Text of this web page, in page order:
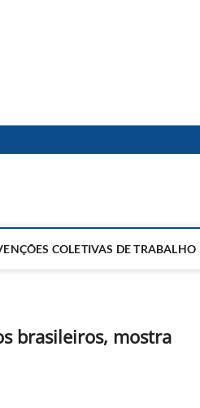
COLETIVAS DE TRABALHO
brasileiros, mostra